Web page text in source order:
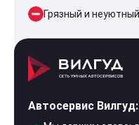
Грязный и
Автосервис Вилгуд: